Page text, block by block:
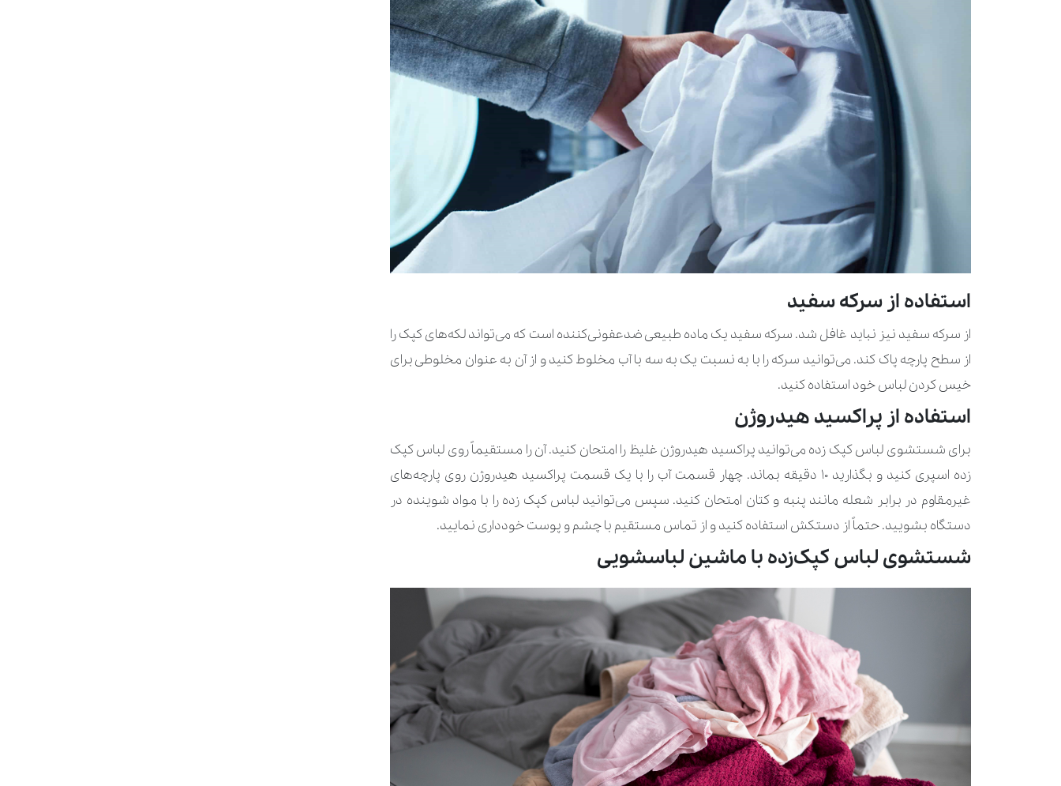
استفاده از سرکه سفید
از سرکه سفید نیز نباید غافل شد. سرکه سفید یک ماده طبیعی ضدعفونی‌کننده است که می‌تواند لکه‌های کپک را
از سطح پارچه پاک کند. می‌توانید سرکه را با به نسبت یک به سه با آب مخلوط کنید و از آن به عنوان مخلوطی برای
خیس کردن لباس خود استفاده کنید.
استفاده از پراکسید هیدروژن
برای شستشوی لباس کپک زده می‌توانید پراکسید هیدروژن غلیظ را امتحان کنید. آن را مستقیماً روی لباس کپک
زده اسپری کنید و بگذارید 10 دقیقه بماند. چهار قسمت آب را با یک قسمت پراکسید هیدروژن روی پارچه‌های
غیرمقاوم در برابر شعله مانند پنبه و کتان امتحان کنید. سپس می‌توانید لباس‌ کپک زده را با مواد شوینده در
دستگاه بشویید. حتماً از دستکش استفاده کنید و از تماس مستقیم با چشم و پوست خودداری نمایید.
شستشوی لباس کپک‌زده با ماشین لباسشویی